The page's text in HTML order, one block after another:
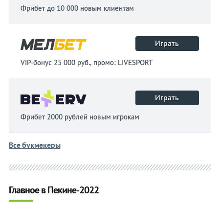
Фрибет до 10 000 новым клиентам
Играть
VIP-бонус 25 000 руб., промо: LIVESPORT
Играть
Фрибет 2000 рублей новым игрокам
Все букмекеры
Главное в Пекине-2022